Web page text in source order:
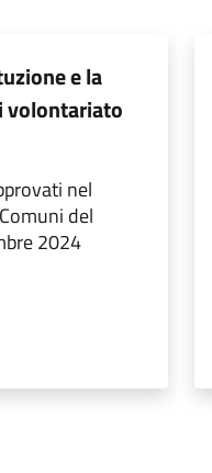
e la
volontariato
nel
del
2024